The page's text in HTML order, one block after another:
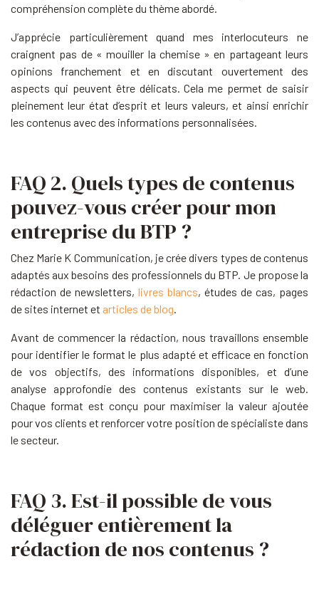
compréhension complète du thème abordé.
J’apprécie particulièrement quand mes interlocuteurs ne
craignent pas de « mouiller la chemise » en partageant leurs
opinions franchement et en discutant ouvertement des
aspects qui peuvent être délicats. Cela me permet de saisir
pleinement leur état d’esprit et leurs valeurs, et ainsi enrichir
les contenus avec des informations personnalisées.
FAQ 2. Quels types de contenus
pouvez-vous créer pour mon
entreprise du BTP ?
Chez Marie K Communication, je crée divers types de contenus
adaptés aux besoins des professionnels du BTP. Je propose la
rédaction de newsletters, livres blancs, études de cas, pages
de sites internet et articles de blog
Avant de commencer la rédaction, nous travaillons ensemble
pour identifier le format le plus adapté et efficace en fonction
de vos objectifs, des informations disponibles, et d’une
analyse approfondie des contenus existants sur le web.
Chaque format est conçu pour maximiser la valeur ajoutée
pour vos clients et renforcer votre position de spécialiste dans
le secteur.
FAQ 3. Est-il possible de vous
déléguer entièrement la
rédaction de nos contenus ?